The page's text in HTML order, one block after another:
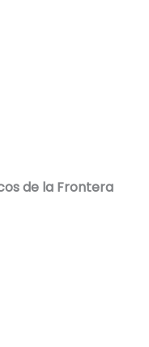
de la Frontera